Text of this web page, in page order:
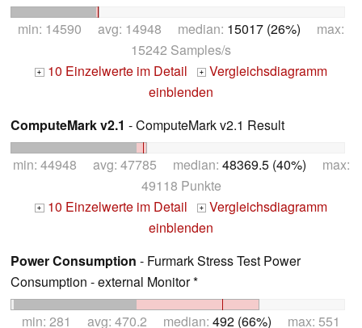
min: 14590 avg: 14948 median: 15017 (26%) max:
15242 Samples/s
+ 10 Einzelwerte im Detail +
Vergleichsdiagramm
einblenden
ComputeMark v2.1 - ComputeMark v2.1 Result
min: 44948 avg: 47785 median: 48369.5 (40%) max:
49118 Punkte
+ 10 Einzelwerte im Detail +
Vergleichsdiagramm
einblenden
Power Consumption - Furmark Stress Test Power
Consumption - external Monitor *
min: 281 avg: 470.2 median: 492 (66%) max: 551